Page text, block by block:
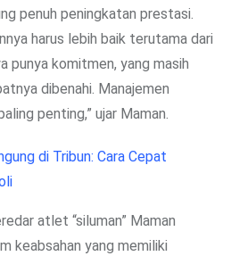
penuh peningkatan prestasi.
harus lebih baik terutama dari
punya komitmen, yang masih
dibenahi. Manajemen
penting,” ujar Maman.
di Tribun: Cara Cepat
atlet “siluman” Maman
keabsahan yang memiliki